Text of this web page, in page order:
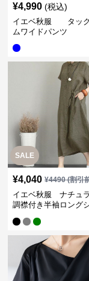
¥4,990 (税込)
イエベ秋服 タック
ムワイドパンツ
SALE
¥4,040 ¥4490(割引
イエベ秋服 ナチュ
調襟付き半袖ロング